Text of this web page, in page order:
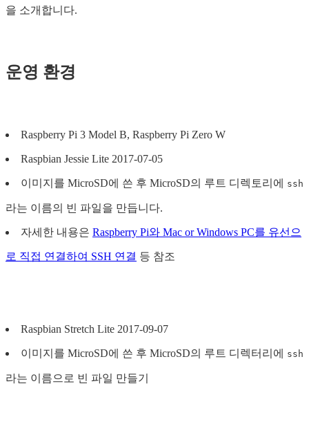
을 소개합니다.
운영 환경
Raspberry Pi 3 Model B, Raspberry Pi Zero W
Raspbian Jessie Lite 2017-07-05
이미지를 MicroSD에 쓴 후 MicroSD의 루트 디렉토리에 ssh
라는 이름의 빈 파일을 만듭니다.
자세한 내용은 Raspberry Pi와 Mac or Windows PC를 유선으
로 직접 연결하여 SSH 연결 등 참조
Raspbian Stretch Lite 2017-09-07
이미지를 MicroSD에 쓴 후 MicroSD의 루트 디렉터리에 ssh
라는 이름으로 빈 파일 만들기